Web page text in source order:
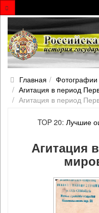
Главная Фотографии
Агитация в период
Агитация в период
TOP 20: Лучшие
Агитация